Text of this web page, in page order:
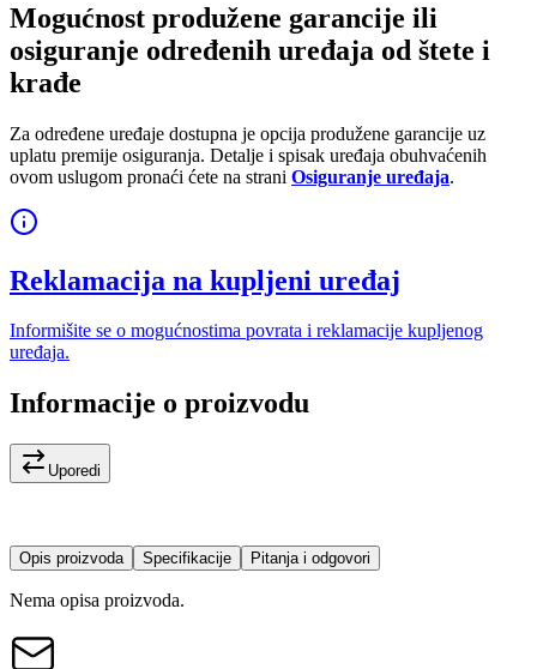
Mogućnost produžene garancije ili
osiguranje određenih uređaja od štete i
krađe
Za određene uređaje dostupna je opcija produžene garancije uz
uplatu premije osiguranja. Detalje i spisak uređaja obuhvaćenih
ovom uslugom pronaći ćete na strani Osiguranje uređaja.
Reklamacija na kupljeni uređaj
Informišite se o mogućnostima povrata i reklamacije kupljenog
uređaja.
Informacije o proizvodu
Uporedi
Opis proizvoda Specifikacije Pitanja i odgovori
Nema opisa proizvoda.